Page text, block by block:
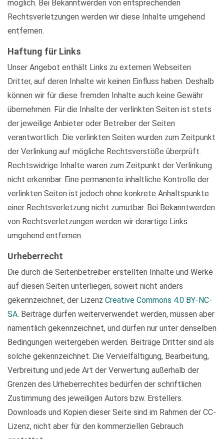
möglich. Bei Bekanntwerden von entsprechenden
Rechtsverletzungen werden wir diese Inhalte umgehend
entfernen.
Haftung für Links
Unser Angebot enthält Links zu externen Webseiten
Dritter, auf deren Inhalte wir keinen Einfluss haben. Deshalb
können wir für diese fremden Inhalte auch keine Gewähr
übernehmen. Für die Inhalte der verlinkten Seiten ist stets
der jeweilige Anbieter oder Betreiber der Seiten
verantwortlich. Die verlinkten Seiten wurden zum Zeitpunkt
der Verlinkung auf mögliche Rechtsverstöße überprüft.
Rechtswidrige Inhalte waren zum Zeitpunkt der Verlinkung
nicht erkennbar. Eine permanente inhaltliche Kontrolle der
verlinkten Seiten ist jedoch ohne konkrete Anhaltspunkte
einer Rechtsverletzung nicht zumutbar. Bei Bekanntwerden
von Rechtsverletzungen werden wir derartige Links
umgehend entfernen.
Urheberrecht
Die durch die Seitenbetreiber erstellten Inhalte und Werke
auf diesen Seiten unterliegen, soweit nicht anders
gekennzeichnet, der Lizenz Creative Commons 4.0 BY-NC-
SA. Beiträge dürfen weiterverwendet werden, müssen aber
namentlich gekennzeichnet, und dürfen nur unter denselben
Bedingungen weitergeben werden. Beiträge Dritter sind als
solche gekennzeichnet. Die Vervielfältigung, Bearbeitung,
Verbreitung und jede Art der Verwertung außerhalb der
Grenzen des Urheberrechtes bedürfen der schriftlichen
Zustimmung des jeweiligen Autors bzw. Erstellers.
Downloads und Kopien dieser Seite sind im Rahmen der CC-
Lizenz, nicht aber für den kommerziellen Gebrauch